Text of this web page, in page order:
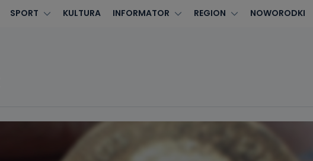
SPORT KULTURA INFORMATOR REGION NOWORODKI